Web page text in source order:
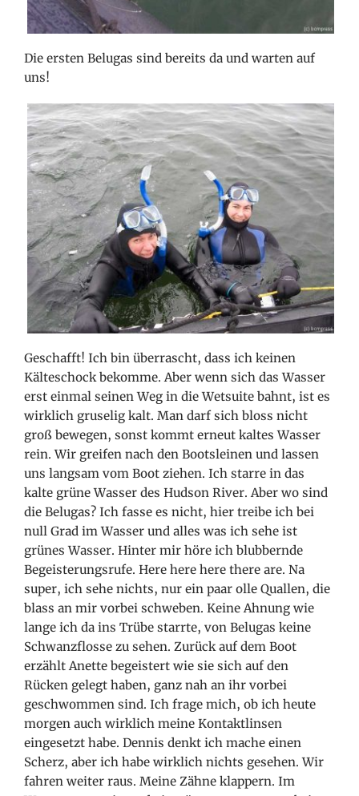
Die ersten Belugas sind bereits da und warten auf
uns!
Geschafft! Ich bin überrascht, dass ich keinen
Kälteschock bekomme. Aber wenn sich das Wasser
erst einmal seinen Weg in die Wetsuite bahnt, ist es
wirklich gruselig kalt. Man darf sich bloss nicht
groß bewegen, sonst kommt erneut kaltes Wasser
rein. Wir greifen nach den Bootsleinen und lassen
uns langsam vom Boot ziehen. Ich starre in das
kalte grüne Wasser des Hudson River. Aber wo sind
die Belugas? Ich fasse es nicht, hier treibe ich bei
null Grad im Wasser und alles was ich sehe ist
grünes Wasser. Hinter mir höre ich blubbernde
Begeisterungsrufe. Here here here there are. Na
super, ich sehe nichts, nur ein paar olle Quallen, die
blass an mir vorbei schweben. Keine Ahnung wie
lange ich da ins Trübe starrte, von Belugas keine
Schwanzflosse zu sehen. Zurück auf dem Boot
erzählt Anette begeistert wie sie sich auf den
Rücken gelegt haben, ganz nah an ihr vorbei
geschwommen sind. Ich frage mich, ob ich heute
morgen auch wirklich meine Kontaktlinsen
eingesetzt habe. Dennis denkt ich mache einen
Scherz, aber ich habe wirklich nichts gesehen. Wir
fahren weiter raus. Meine Zähne klappern. Im